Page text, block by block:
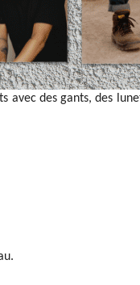
avec des gants, des